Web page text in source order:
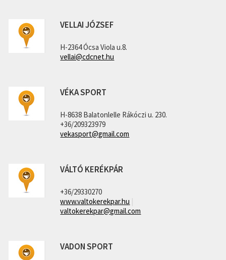
VELLAI JÓZSEF
H-2364 Ócsa Viola u.8.
vellai@cdcnet.hu
VÉKA SPORT
H-8638 Balatonlelle Rákóczi u. 230.
+36/209323979
vekasport@gmail.com
VÁLTÓ KERÉKPÁR
+36/29330270
www.valtokerekpar.hu |
valtokerekpar@gmail.com
VADON SPORT